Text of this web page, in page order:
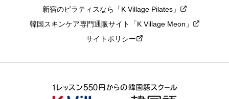
新宿のピラティスなら「K Village Pilates」
韓国スキンケア専門通販サイト「K Village Meon」
サイトポリシー